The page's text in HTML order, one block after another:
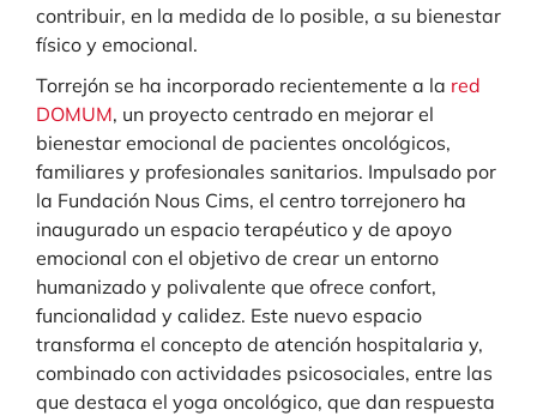
contribuir, en la medida de lo posible, a su bienestar
físico y emocional.
Torrejón se ha incorporado recientemente a la red
DOMUM, un proyecto centrado en mejorar el
bienestar emocional de pacientes oncológicos,
familiares y profesionales sanitarios. Impulsado por
la Fundación Nous Cims, el centro torrejonero ha
inaugurado un espacio terapéutico y de apoyo
emocional con el objetivo de crear un entorno
humanizado y polivalente que ofrece confort,
funcionalidad y calidez. Este nuevo espacio
transforma el concepto de atención hospitalaria y,
combinado con actividades psicosociales, entre las
que destaca el yoga oncológico, que dan respuesta